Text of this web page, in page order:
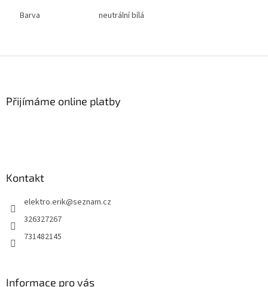
Barva
neutrální bílá
Přijímáme online platby
Kontakt
elektro.erik@seznam.cz
326327267
731482145
Informace pro vás